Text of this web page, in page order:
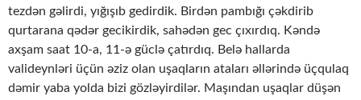
tezdən gəlirdi, yığışıb gedirdik. Birdən pambığı çəkdirib
qurtarana qədər gecikirdik, sahədən gec çıxırdıq. Kəndə
axşam saat 10-a, 11-ə güclə çatırdıq. Belə hallarda
valideynləri üçün əziz olan uşaqların ataları əllərində üçqulaq
dəmir yaba yolda bizi gözləyirdilər. Maşından uşaqlar düşən